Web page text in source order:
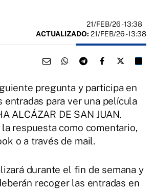
21/FEB/26- 13:38
ACTUALIZADO: 21/FEB/26 - 13:38
pregunta y participa en
entradas para ver una película
ALCÁZAR DE SAN JUAN.
respuesta como comentario,
o a través de mail.
durante el fin de semana y
recoger las entradas en